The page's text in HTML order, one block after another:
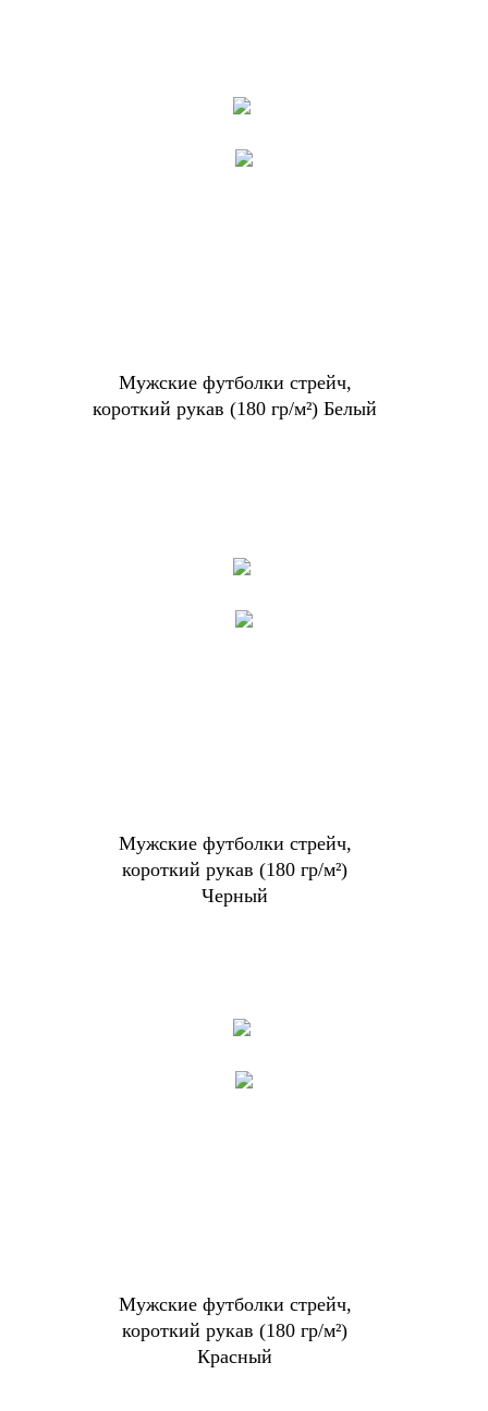
Мужские футболки стрейч,
короткий рукав (180 гр/м²) Белый
Мужские футболки стрейч,
короткий рукав (180 гр/м²)
Черный
Мужские футболки стрейч,
короткий рукав (180 гр/м²)
Красный